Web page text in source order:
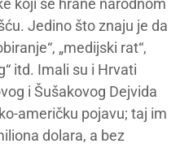
koji se hrane narodnom
Jedino što znaju je da
„medijski rat“,
itd. Imali su i Hrvati
i Šušakovog Dejvida
američku pojavu; taj im
dolara, a bez